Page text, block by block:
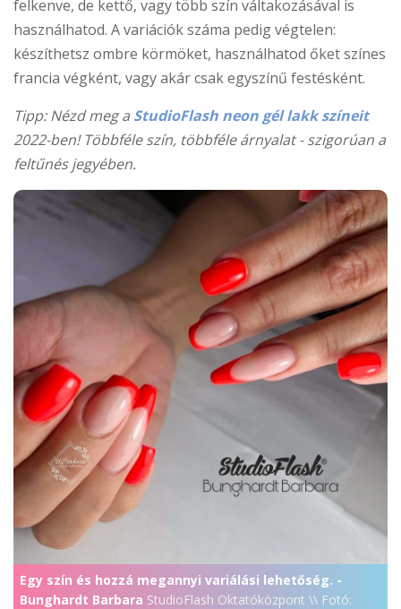
felkenve, de kettő, vagy több szín váltakozásával is
használhatod. A variációk száma pedig végtelen:
készíthetsz ombre körmöket, használhatod őket színes
francia végként, vagy akár csak egyszínű festésként.
Tipp: Nézd meg a StudioFlash neon gél lakk színeit
2022-ben! Többféle szín, többféle árnyalat - szigorúan a
feltűnés jegyében.
Egy szín és hozzá megannyi variálási lehetőség. -
Bunghardt Barbara StudioFlash Oktatóközpont \\ Fotó: